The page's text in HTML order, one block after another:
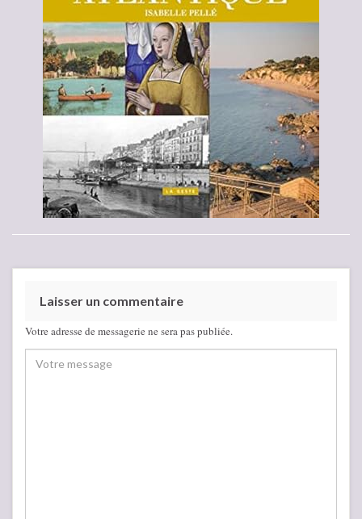
Laisser un commentaire
Votre adresse de messagerie ne sera pas publiée.